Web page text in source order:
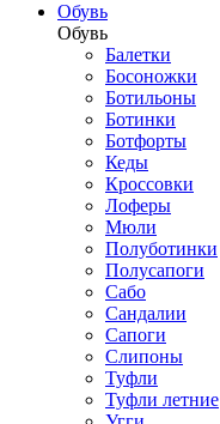
Обувь
Обувь
Балетки
Босоножки
Ботильоны
Ботинки
Ботфорты
Кеды
Кроссовки
Лоферы
Мюли
Полуботинки
Полусапоги
Сабо
Сандалии
Сапоги
Слипоны
Туфли
Туфли летние